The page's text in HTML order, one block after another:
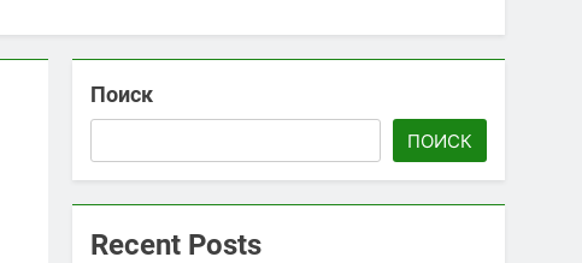
Поиск
ПОИСК
Recent Posts